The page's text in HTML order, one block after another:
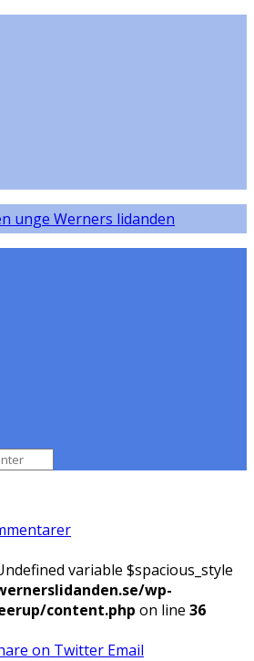
variable $spacious_style
wp-
content.php on line 36
on Twitter Email